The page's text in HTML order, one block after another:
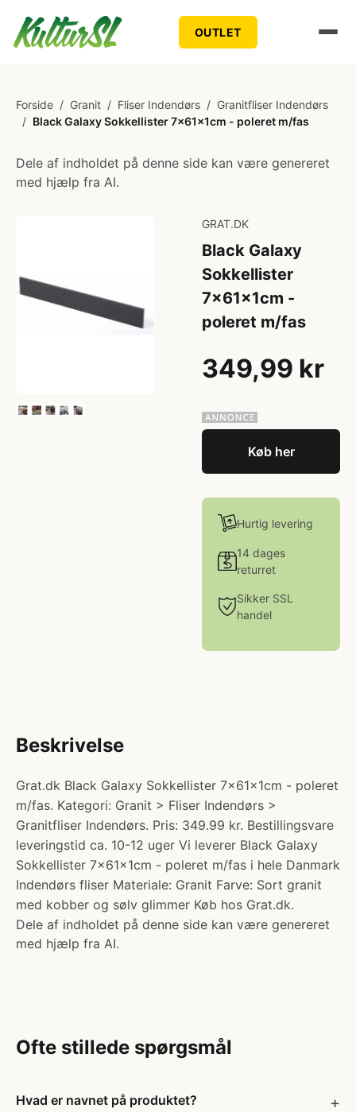
OUTLET
Forside / Granit / Fliser Indendørs / Granitfliser Indendørs
/ Black Galaxy Sokkellister 7x61x1cm - poleret m/fas
Dele af indholdet på denne side kan være genereret
med hjælp fra AI.
GRAT.DK
Black Galaxy
Sokkellister
7x61x1cm -
poleret m/fas
349,99 kr
Køb her
Hurtig levering
14 dages
returret
Sikker SSL
handel
Beskrivelse
Grat.dk Black Galaxy Sokkellister 7x61x1cm - poleret
m/fas. Kategori: Granit > Fliser Indendørs >
Granitfliser Indendørs. Pris: 349.99 kr. Bestillingsvare
leveringstid ca. 10-12 uger Vi leverer Black Galaxy
Sokkellister 7x61x1cm - poleret m/fas i hele Danmark
Indendørs fliser Materiale: Granit Farve: Sort granit
med kobber og sølv glimmer Køb hos Grat.dk.
Dele af indholdet på denne side kan være genereret
med hjælp fra AI.
Ofte stillede spørgsmål
Hvad er navnet på produktet?